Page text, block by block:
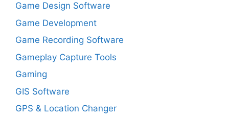
Game Design Software
Game Development
Game Recording Software
Gameplay Capture Tools
Gaming
GIS Software
GPS & Location Changer